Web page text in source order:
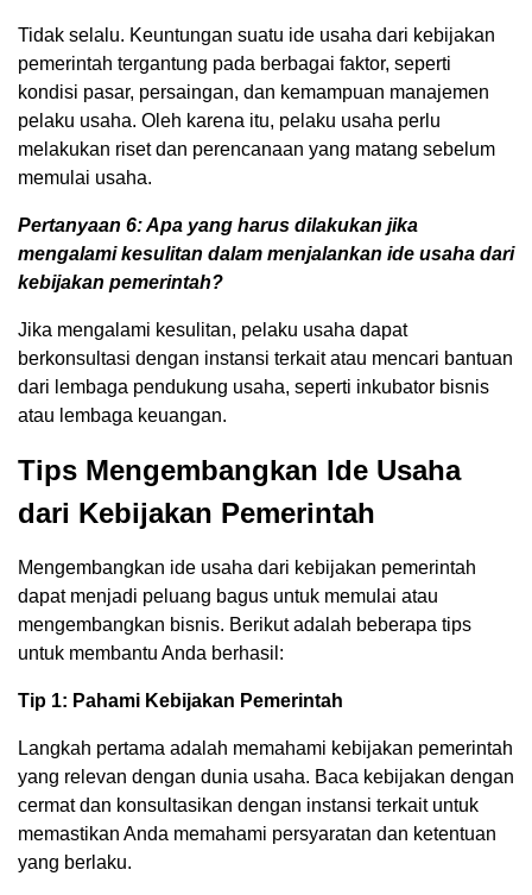
Tidak selalu. Keuntungan suatu ide usaha dari kebijakan
pemerintah tergantung pada berbagai faktor, seperti
kondisi pasar, persaingan, dan kemampuan manajemen
pelaku usaha. Oleh karena itu, pelaku usaha perlu
melakukan riset dan perencanaan yang matang sebelum
memulai usaha.
Pertanyaan 6: Apa yang harus dilakukan jika
mengalami kesulitan dalam menjalankan ide usaha dari
kebijakan pemerintah?
Jika mengalami kesulitan, pelaku usaha dapat
berkonsultasi dengan instansi terkait atau mencari bantuan
dari lembaga pendukung usaha, seperti inkubator bisnis
atau lembaga keuangan.
Tips Mengembangkan Ide Usaha
dari Kebijakan Pemerintah
Mengembangkan ide usaha dari kebijakan pemerintah
dapat menjadi peluang bagus untuk memulai atau
mengembangkan bisnis. Berikut adalah beberapa tips
untuk membantu Anda berhasil:
Tip 1: Pahami Kebijakan Pemerintah
Langkah pertama adalah memahami kebijakan pemerintah
yang relevan dengan dunia usaha. Baca kebijakan dengan
cermat dan konsultasikan dengan instansi terkait untuk
memastikan Anda memahami persyaratan dan ketentuan
yang berlaku.